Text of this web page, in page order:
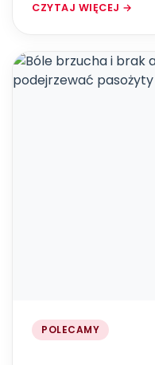
CZYTAJ WIĘCEJ →
POLECAMY